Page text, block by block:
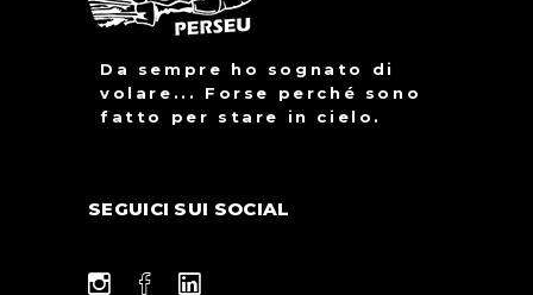
Da sempre ho sognato di
volare... Forse perché sono
fatto per stare in cielo.
SEGUICI SUI SOCIAL